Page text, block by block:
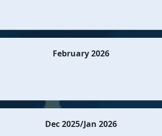
February 2026
Dec 2025/Jan 2026